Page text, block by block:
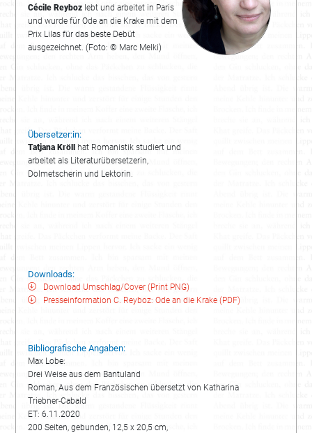
Cécile Reyboz lebt und arbeitet in Paris
und wurde für Ode an die Krake mit dem
Prix Lilas für das beste Debüt
ausgezeichnet. (Foto: © Marc Melki)
Übersetzer:in:
Tatjana Kröll hat Romanistik studiert und
arbeitet als Literaturübersetzerin,
Dolmetscherin und Lektorin.
Downloads:
Download Umschlag/Cover (Print PNG)
Presseinformation C. Reyboz: Ode an die Krake (PDF)
Bibliografische Angaben:
Max Lobe:
Drei Weise aus dem Bantuland
Roman, Aus dem Französischen übersetzt von Katharina
Triebner-Cabald
ET: 6.11.2020
200 Seiten, gebunden, 12,5 x 20,5 cm,